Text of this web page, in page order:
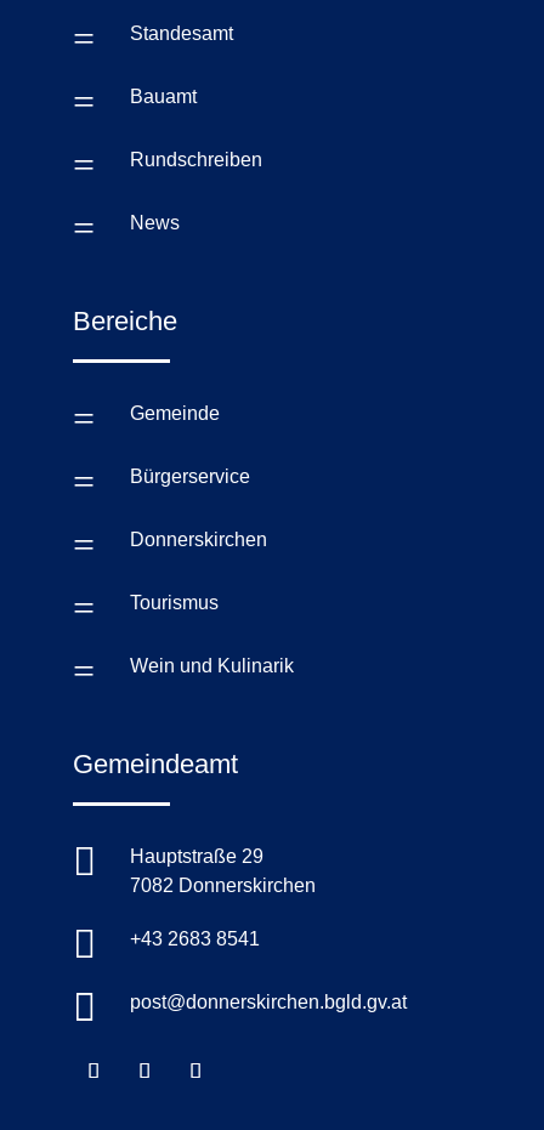
= Standesamt
= Bauamt
= Rundschreiben
= News
Bereiche
= Gemeinde
= Bürgerservice
= Donnerskirchen
= Tourismus
= Wein und Kulinarik
Gemeindeamt

Hauptstraße 29
7082 Donnerskirchen
 +43 2683 8541
 post@donnerskirchen.bgld.gv.at